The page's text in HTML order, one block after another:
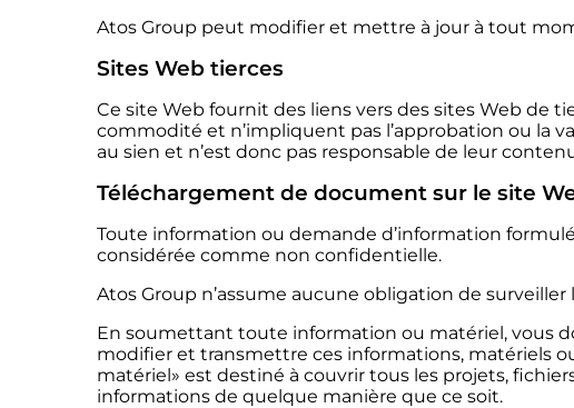
Atos Group peut modifier et mettre à jour à tout
Sites Web tierces
Ce site Web fournit des liens vers des sites Web de
commodité et n’impliquent pas l’approbation ou la
au sien et n’est donc pas responsable de leur
Téléchargement de document sur le site
Toute information ou demande d’information
considérée comme non confidentielle.
Atos Group n’assume aucune obligation de
En soumettant toute information ou matériel, vous
modifier et transmettre ces informations, matériels
matériel» est destiné à couvrir tous les projets,
informations de quelque manière que ce soit.